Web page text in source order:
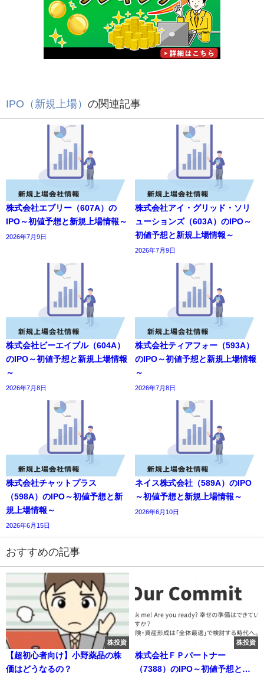
IPO（新規上場） の関連記事
株式会社エブリー（607A）の
IPO～初値予想と新規上場情報～
2026年7月9日
株式会社アイ・グリッド・ソリ
ューションズ（603A）のIPO～
初値予想と新規上場情報～
2026年7月9日
株式会社ビーエイブル（604A）
のIPO～初値予想と新規上場情報
～
2026年7月8日
株式会社ティアフォー（593A）
のIPO～初値予想と新規上場情報
～
2026年7月8日
株式会社チャットプラス
（598A）のIPO～初値予想と新
規上場情報～
2026年6月15日
ネイス株式会社（589A）のIPO
～初値予想と新規上場情報～
2026年6月10日
おすすめの記事
株投資
【超初心者向け】小野薬品の株
価はどうなるの？
株投資
株式会社ＦＰパートナー
（7388）のIPO～初値予想と新